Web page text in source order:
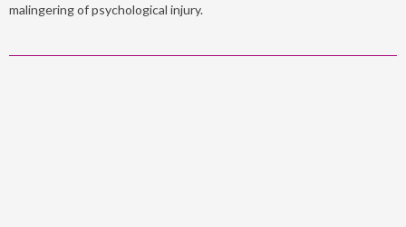
malingering of psychological injury.